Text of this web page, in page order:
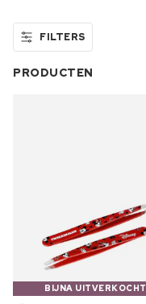
FILTERS
PRODUCTEN
BIJNA UITVERKOCHT